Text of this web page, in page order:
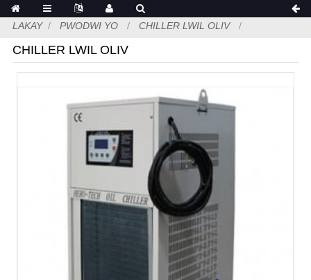
LAKAY PWODWI YO CHILLER LWIL OLIV
CHILLER LWIL OLIV